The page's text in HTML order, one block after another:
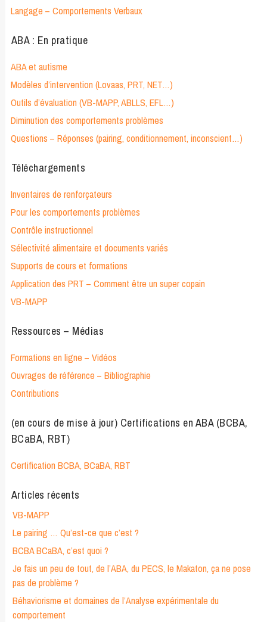
Langage – Comportements Verbaux
ABA : En pratique
ABA et autisme
Modèles d’intervention (Lovaas, PRT, NET…)
Outils d’évaluation (VB-MAPP, ABLLS, EFL…)
Diminution des comportements problèmes
Questions – Réponses (pairing, conditionnement, inconscient…)
Téléchargements
Inventaires de renforçateurs
Pour les comportements problèmes
Contrôle instructionnel
Sélectivité alimentaire et documents variés
Supports de cours et formations
Application des PRT – Comment être un super copain
VB-MAPP
Ressources – Médias
Formations en ligne – Vidéos
Ouvrages de référence – Bibliographie
Contributions
(en cours de mise à jour) Certifications en ABA (BCBA,
BCaBA, RBT)
Certification BCBA, BCaBA, RBT
Articles récents
VB-MAPP
Le pairing … Qu’est-ce que c’est ?
BCBA BCaBA, c’est quoi ?
Je fais un peu de tout, de l’ABA, du PECS, le Makaton, ça ne pose
pas de problème ?
Béhaviorisme et domaines de l’Analyse expérimentale du
comportement